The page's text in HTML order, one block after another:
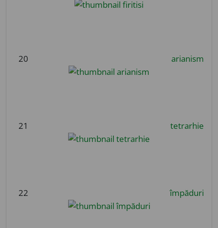
20 arianism
21 tetrarhie
22 împăduri